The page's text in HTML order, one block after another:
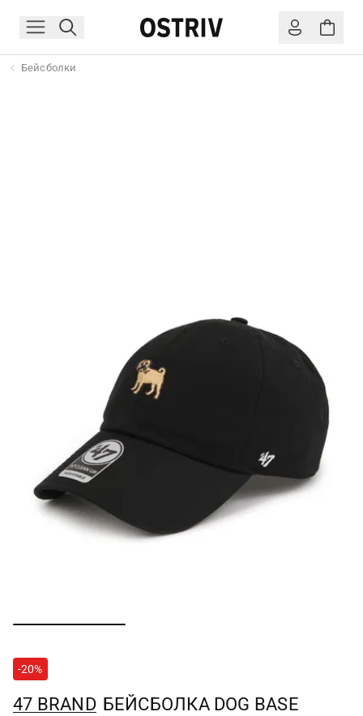
Бейсболки
-20%
47 BRAND БЕЙСБОЛКА DOG BASE